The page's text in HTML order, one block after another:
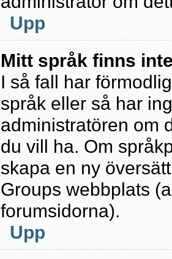
Upp
Mitt språk finns
I så fall har
språk eller så har
administratören om
du vill ha. Om
skapa en ny
Groups webbplats
forumsidorna).
Upp